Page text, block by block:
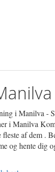
i Manilva -
i Manilva
af dem .
og hente dig